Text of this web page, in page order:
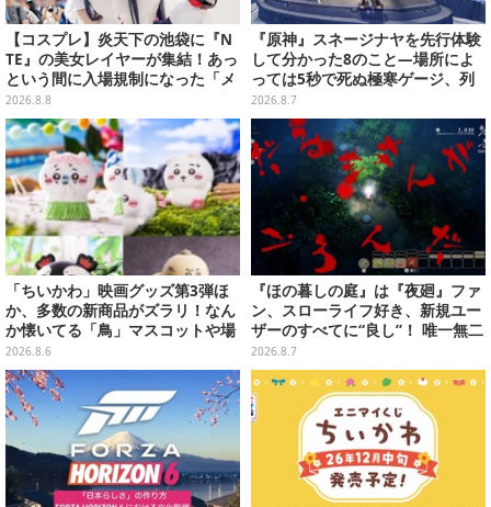
【コスプレ】炎天下の池袋に『N
TE』の美女レイヤーが集結！あっ
という間に入場規制になった「メ
ェメェ村の大冒険」をレポート
【写真28枚】
2026.8.8
『原神』スネージナヤを先行体験
して分かった8のこと―場所によ
っては5秒で死ぬ極寒ゲージ、列
車は“ダイナミック途中下車”可能
など自由度高め
2026.8.7
「ちいかわ」映画グッズ第3弾ほ
か、多数の新商品がズラリ！なん
か懐いてる「鳥」マスコットや場
面写アイテムなど必見のラインナ
ップ
2026.8.6
『ほの暮しの庭』は『夜廻』ファ
ン、スローライフ好き、新規ユー
ザーのすべてに“良し”！ 唯一無二
の「不穏生活シム」恐怖も暮らし
もお好み次第【プレイレポ】
2026.8.7